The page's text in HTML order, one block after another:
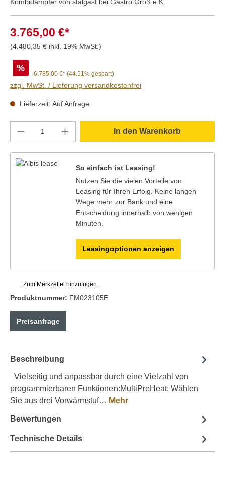
3.765,00 €*
(4.480,35 € inkl. 19% MwSt.)
%
6.785,00 €* (44.51% gespart)
zzgl. MwSt. / Lieferung versandkostenfrei
Lieferzeit: Auf Anfrage
Produkt Anzahl: Gib den gewünschten
In den Warenkorb
So einfach ist Leasing!
Nutzen Sie die vielen Vorteile von
Leasing für Ihren Erfolg. Keine langen
Wege mehr zur Bank und eine
Entscheidung innerhalb von wenigen
Minuten.
Leasingoptionen anzeigen
Zum Merkzettel hinzufügen
Produktnummer: FM023105E
Preisanfrage
Beschreibung
Vielseitig und anpassbar durch eine Vielzahl von
programmierbaren Funktionen:MultiPreHeat: Wählen
Sie aus drei Vorwärmstuf… Mehr
Bewertungen
Technische Details